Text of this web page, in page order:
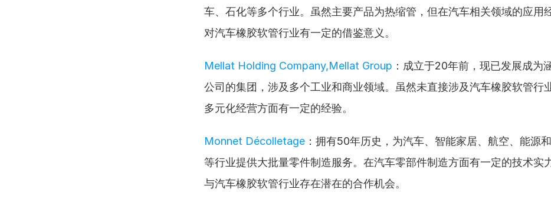
车、石化等多个行业。虽然主要产品为热缩管，但在汽车相关领域的应用
对汽车橡胶软管行业有一定的借鉴意义。
Mellat Holding Company,Mellat Group ：成立于20年前，现已发展成为
公司的集团，涉及多个工业和商业领域。虽然未直接涉及汽车橡胶软管行
多元化经营方面有一定的经验。
Monnet Décolletage ：拥有50年历史，为汽车、智能家居、航空、能源
等行业提供大批量零件制造服务。在汽车零部件制造方面有一定的技术实
与汽车橡胶软管行业存在潜在的合作机会。